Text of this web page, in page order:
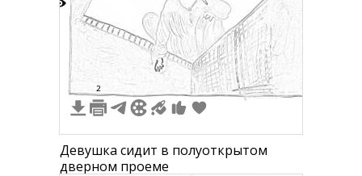
2
Девушка сидит в полуоткрытом
дверном проеме